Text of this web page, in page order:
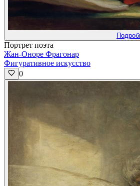
Портрет поэта
Жан-Оноре Фрагонар
Фигуративное искусство
0